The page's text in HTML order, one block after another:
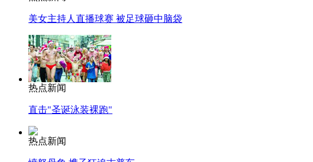
美女主持人直播球赛 被足球砸中脑袋
热点新闻
直击"圣诞泳装裸跑"
热点新闻